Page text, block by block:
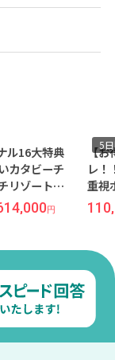
ル16大特典
カタビーチ
リゾート
ート カタ』
ガイド送迎
利用 プーケ
≫
円
【
レ！
重視
ト』
送
空利
≫
5